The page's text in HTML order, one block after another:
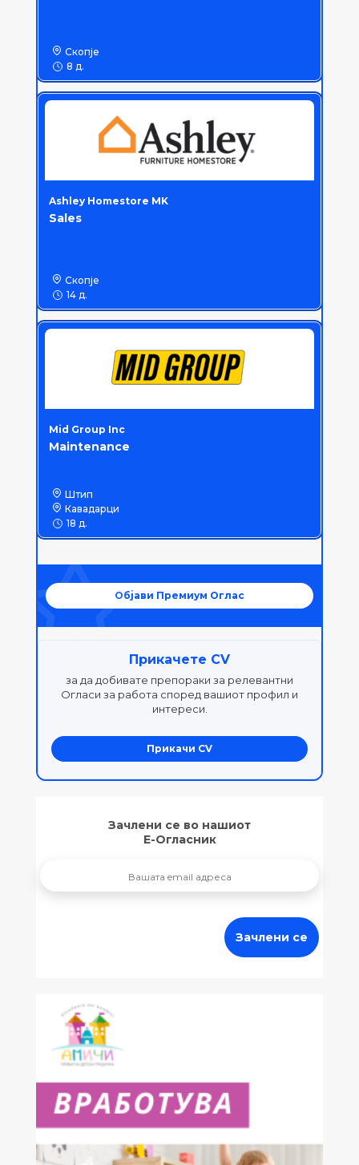
Скопје
8 д.
Ashley Homestore MK
Sales
Скопје
14 д.
Mid Group Inc
Maintenance
Штип
Кавадарци
18 д.
Објави Премиум Оглас
Прикачете CV
за да добивате препораки за релевантни
Огласи за работа според вашиот профил и
интереси.
Прикачи CV
Зачлени се во нашиот
Е-Огласник